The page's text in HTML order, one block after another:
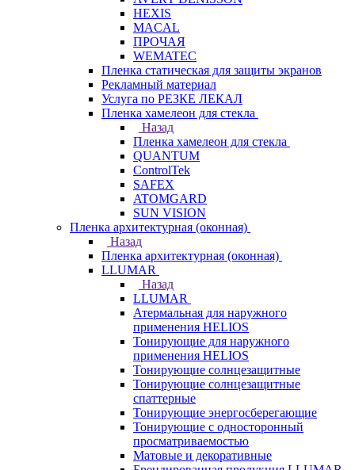
HEXIS
MACAL
ПРОЧАЯ
WEMATEC
Пленка статическая для защиты экранов
Рекламный материал
Услуга по РЕЗКЕ ЛЕКАЛ
Пленка хамелеон для стекла
Назад
Пленка хамелеон для стекла
QUANTUM
ControlTek
SAFEX
ATOMGARD
SUN VISION
Пленка архитектурная (оконная)
Назад
Пленка архитектурная (оконная)
LLUMAR
Назад
LLUMAR
Атермальная для наружного
применения HELIOS
Тонирующие для наружного
применения HELIOS
Тонирующие солнцезащитные
Тонирующие солнцезащитные
спаттерные
Тонирующие энергосберегающие
Тонирующие с односторонный
просматриваемостью
Матовые и декоративные